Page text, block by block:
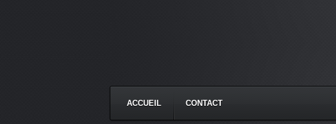
ACCUEIL CONTACT